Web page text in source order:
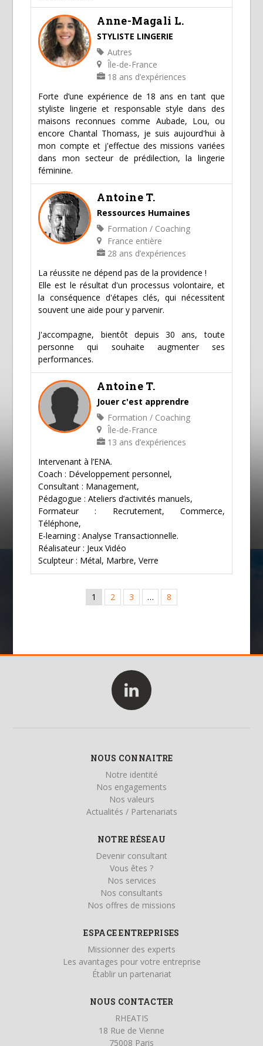
Anne-Magali L.
STYLISTE LINGERIE
Autres
Île-de-France
18 ans d’expériences
Forte d’une expérience de 18 ans en tant que
styliste lingerie et responsable style dans des
maisons reconnues comme Aubade, Lou, ou
encore Chantal Thomass, je suis aujourd'hui à
mon compte et j'effectue des missions variées
dans mon secteur de prédilection, la lingerie
féminine.
Antoine T.
Ressources Humaines
Formation / Coaching
France entière
28 ans d’expériences
La réussite ne dépend pas de la providence !
Elle est le résultat d'un processus volontaire, et
la conséquence d'étapes clés, qui nécessitent
souvent une aide pour y parvenir.
J'accompagne, bientôt depuis 30 ans, toute
personne qui souhaite augmenter ses
performances.
Antoine T.
Jouer c'est apprendre
Formation / Coaching
Île-de-France
13 ans d’expériences
Intervenant à l’ENA.
Coach : Développement personnel,
Consultant : Management,
Pédagogue : Ateliers d’activités manuels,
Formateur : Recrutement, Commerce,
Téléphone,
E-learning : Analyse Transactionnelle.
Réalisateur : Jeux Vidéo
Sculpteur : Métal, Marbre, Verre
1 2 3 … 8
NOUS CONNAITRE
Notre identité
Nos engagements
Nos valeurs
Actualités / Partenariats
NOTRE RÉSEAU
Devenir consultant
Vous êtes ?
Nos services
Nos consultants
Nos offres de missions
ESPACE ENTREPRISES
Missionner des experts
Les avantages pour votre entreprise
Établir un partenariat
NOUS CONTACTER
RHEATIS
18 Rue de Vienne
75008 Paris